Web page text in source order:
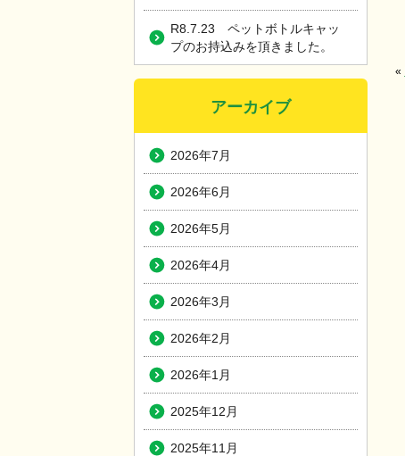
«
R8.7.23 ペットボトルキャッ
プのお持込みを頂きました。
アーカイブ
2026年7月
2026年6月
2026年5月
2026年4月
2026年3月
2026年2月
2026年1月
2025年12月
2025年11月